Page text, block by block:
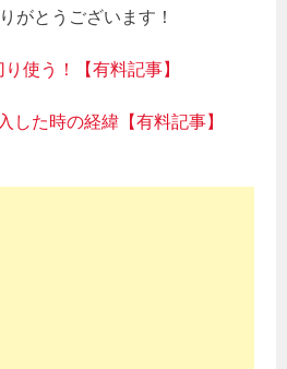
がとうございます！
使う！【有料記事】
した時の経緯【有料記事】